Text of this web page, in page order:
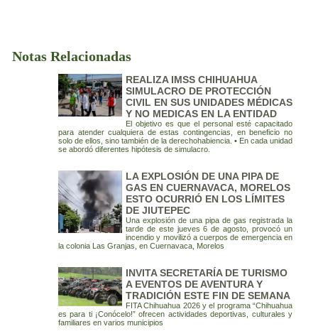
Notas Relacionadas
REALIZA IMSS CHIHUAHUA
SIMULACRO DE PROTECCIÓN
CIVIL EN SUS UNIDADES MÉDICAS
Y NO MEDICAS EN LA ENTIDAD
El objetivo es que el personal esté capacitado
para atender cualquiera de estas contingencias, en beneficio no
solo de ellos, sino también de la derechohabiencia. • En cada unidad
se abordó diferentes hipótesis de simulacro.
LA EXPLOSIÓN DE UNA PIPA DE
GAS EN CUERNAVACA, MORELOS
ESTO OCURRIÓ EN LOS LÍMITES
DE JIUTEPEC
Una explosión de una pipa de gas registrada la
tarde de este jueves 6 de agosto, provocó un
incendio y movilizó a cuerpos de emergencia en
la colonia Las Granjas, en Cuernavaca, Morelos
INVITA SECRETARÍA DE TURISMO
A EVENTOS DE AVENTURA Y
TRADICIÓN ESTE FIN DE SEMANA
FITA Chihuahua 2026 y el programa “Chihuahua
es para ti ¡Conócelo!” ofrecen actividades deportivas, culturales y
familiares en varios municipios